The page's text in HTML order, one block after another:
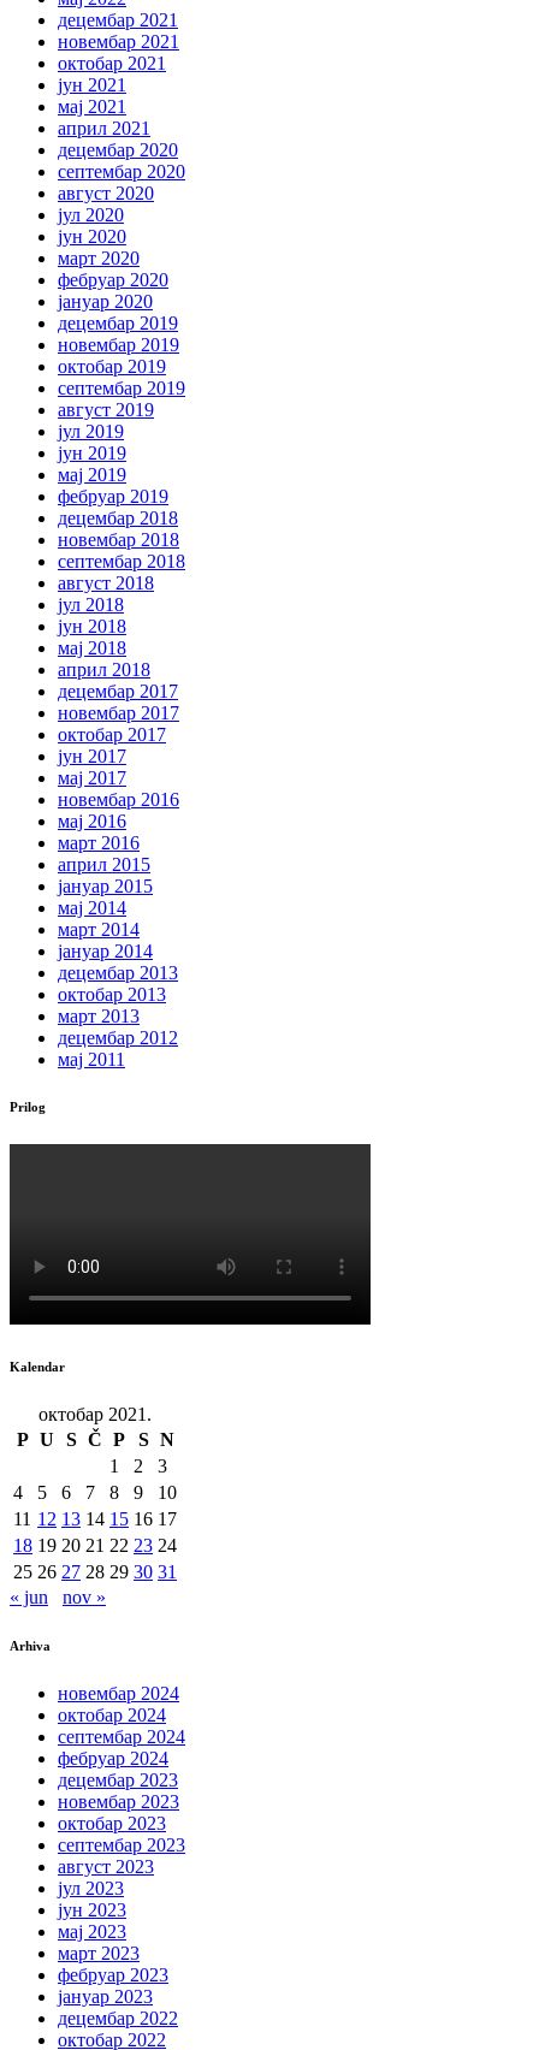
децембар 2021
новембар 2021
октобар 2021
јун 2021
мај 2021
април 2021
децембар 2020
септембар 2020
август 2020
јул 2020
јун 2020
март 2020
фебруар 2020
јануар 2020
децембар 2019
новембар 2019
октобар 2019
септембар 2019
август 2019
јул 2019
јун 2019
мај 2019
фебруар 2019
децембар 2018
новембар 2018
септембар 2018
август 2018
јул 2018
јун 2018
мај 2018
април 2018
децембар 2017
новембар 2017
октобар 2017
јун 2017
мај 2017
новембар 2016
мај 2016
март 2016
април 2015
јануар 2015
мај 2014
март 2014
јануар 2014
децембар 2013
октобар 2013
март 2013
децембар 2012
мај 2011
Prilog
Kalendar
октобар 2021.
P U S Č P S N
1
2
3
4
5 6 7 8 9
10
11 12 13 14 15 16 17
18 19 20 21 22 23 24
25 26 27 28 29 30 31
« jun
nov »
Arhiva
новембар 2024
октобар 2024
септембар 2024
фебруар 2024
децембар 2023
новембар 2023
октобар 2023
септембар 2023
август 2023
јул 2023
јун 2023
мај 2023
март 2023
фебруар 2023
јануар 2023
децембар 2022
октобар 2022